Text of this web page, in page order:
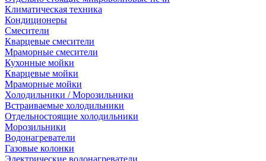
Климатическая техника
Кондиционеры
Смесители
Кварцевые смесители
Мраморные смесители
Кухонные мойки
Кварцевые мойки
Мраморные мойки
Холодильники / Морозильники
Встраиваемые холодильники
Отдельностоящие холодильники
Морозильники
Водонагреватели
Газовые колонки
Электрические водонагреватели